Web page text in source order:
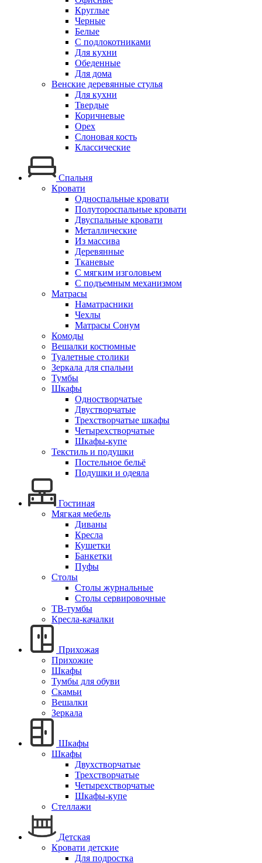
Круглые
Черные
Белые
С подлокотниками
Для кухни
Обеденные
Для дома
Венские деревянные стулья
Для кухни
Твердые
Коричневые
Орех
Слоновая кость
Классические
Спальня
Кровати
Односпальные кровати
Полутороспальные кровати
Двуспальные кровати
Металлические
Из массива
Деревянные
Тканевые
С мягким изголовьем
С подъемным механизмом
Матрасы
Наматрасники
Чехлы
Матрасы Сонум
Комоды
Вешалки костюмные
Туалетные столики
Зеркала для спальни
Тумбы
Шкафы
Одностворчатые
Двустворчатые
Трехстворчатые шкафы
Четырехстворчатые
Шкафы-купе
Текстиль и подушки
Постельное бельё
Подушки и одеяла
Гостиная
Мягкая мебель
Диваны
Кресла
Кушетки
Банкетки
Пуфы
Столы
Столы журнальные
Столы сервировочные
ТВ-тумбы
Кресла-качалки
Прихожая
Прихожие
Шкафы
Тумбы для обуви
Скамьи
Вешалки
Зеркала
Шкафы
Шкафы
Двухстворчатые
Трехстворчатые
Четырехстворчатые
Шкафы-купе
Стеллажи
Детская
Кровати детские
Для подростка